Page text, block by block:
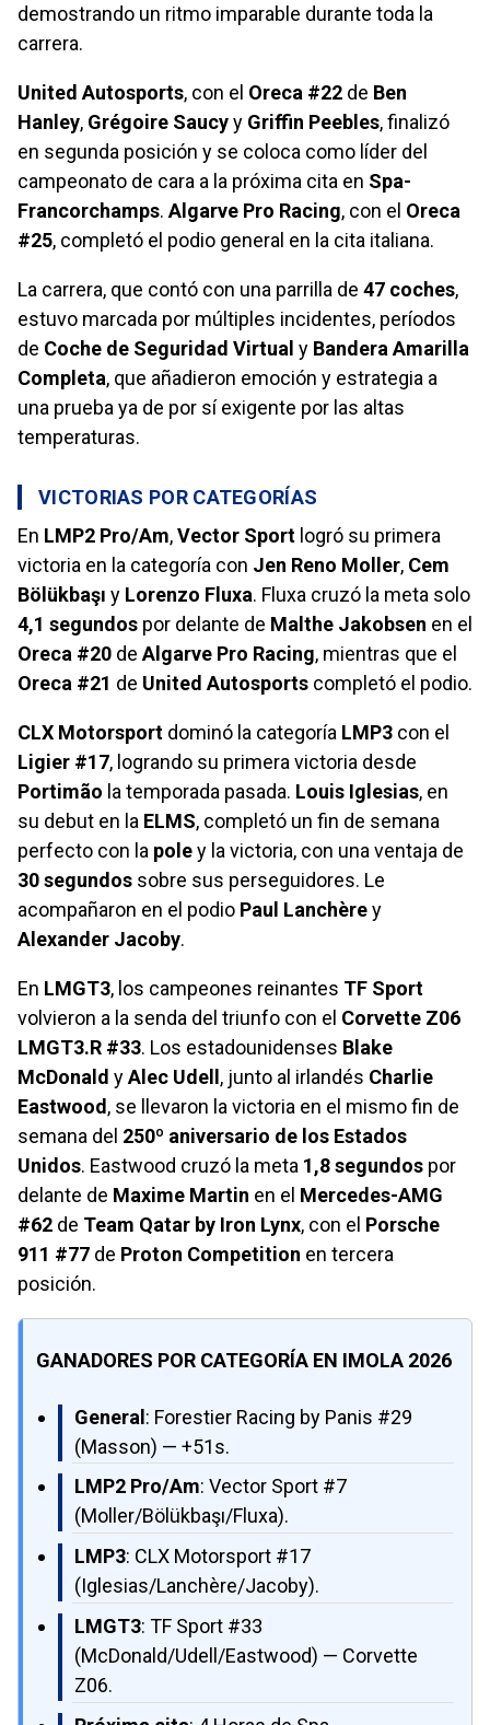
demostrando un ritmo imparable durante toda la
carrera.
United Autosports, con el Oreca #22 de Ben
Hanley, Grégoire Saucyy Griffin Peebles, finalizó
en segunda posición y se coloca como líder del
campeonato de cara a la próxima cita en Spa-
Francorchamps. Algarve Pro Racing, con el Oreca
#25, completó el podio general en la cita italiana.
La carrera, que contó con una parrilla de 47 coches,
estuvo marcada por múltiples incidentes, períodos
de Coche de Seguridad Virtual y Bandera Amarilla
Completa, que añadieron emoción y estrategia a
una prueba ya de por sí exigente por las altas
temperaturas.
VICTORIAS POR CATEGORÍAS
En LMP2 Pro/Am,Vector Sport logró su primera
victoria en la categoría con Jen Reno Moller, Cem
Bölükbaşı y Lorenzo Fluxa. Fluxa cruzó la meta solo
4,1 segundos por delante de Malthe Jakobsen en el
Oreca #20 de Algarve Pro Racing, mientras que el
Oreca #21 de United Autosports completó el podio.
CLX Motorsport dominó la categoría LMP3 con el
Ligier #17, logrando su primera victoria desde
Portimão la temporada pasada. Louis Iglesias, en
su debut en la ELMS, completó un fin de semana
perfecto con la poley la victoria, con una ventaja de
30 segundos sobre sus perseguidores. Le
acompañaron en el podio Paul Lanchèrey
Alexander Jacoby.
En LMGT3, los campeones reinantes TF Sport
volvieron a la senda del triunfo con el Corvette Z06
LMGT3.R #33. Los estadounidenses Blake
McDonald yAlec Udell, junto al irlandés Charlie
Eastwood, se llevaron la victoria en el mismo fin de
semana del 250º aniversario de los Estados
Unidos. Eastwood cruzó la meta 1,8 segundos por
delante de Maxime Martin en el Mercedes-AMG
#62 de Team Qatar by Iron Lynx, con el Porsche
911 #77 de Proton Competition en tercera
posición.
GANADORES POR CATEGORÍA EN IMOLA 2026
General: Forestier Racing by Panis #29
(Masson) — +51s.
LMP2 Pro/Am: Vector Sport #7
(Moller/Bölükbaşı/Fluxa).
LMP3: CLX Motorsport #17
(Iglesias/Lanchère/Jacoby).
LMGT3: TF Sport #33
(McDonald/Udell/Eastwood) — Corvette
Z06.